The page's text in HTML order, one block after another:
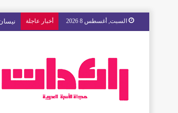
السبت, أغسطس 8 2026 أخبار عاجلة مع « The Next Ad » ، إنوي يُسند حملته الإعلانية المقبلة إلى الشباب المغربي